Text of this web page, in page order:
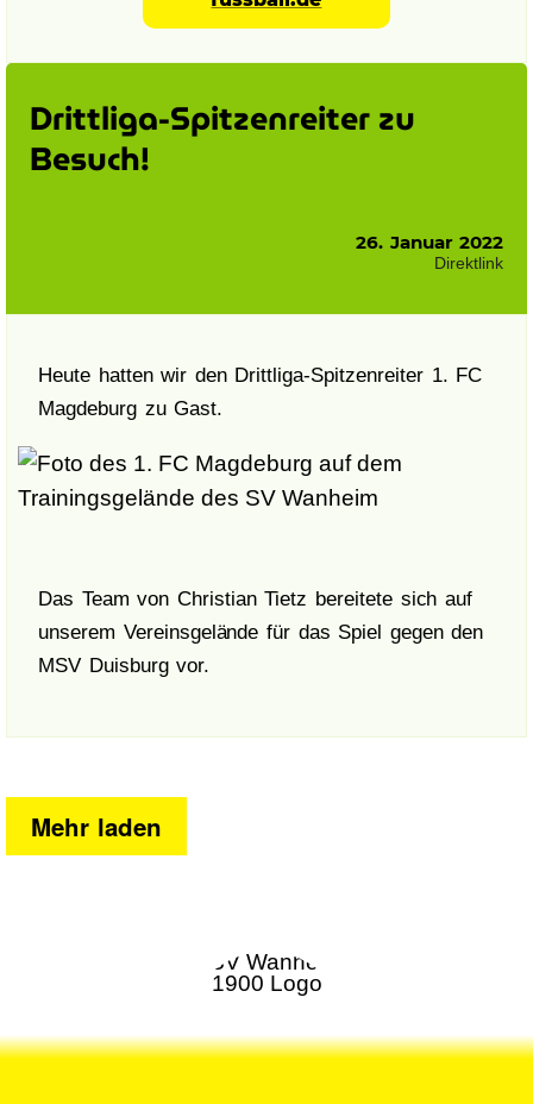
Drittliga-Spitzenreiter zu
Besuch!
26. Januar 2022
Direktlink
Heute hatten wir den Drittliga-Spitzenreiter 1. FC
Magdeburg zu Gast.
Das Team von Christian Tietz bereitete sich auf
unserem Vereinsgelände für das Spiel gegen den
MSV Duisburg vor.
Mehr laden